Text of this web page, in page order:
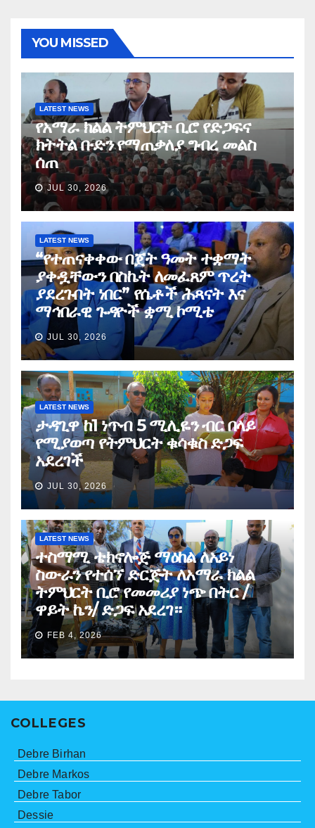
YOU MISSED
LATEST NEWS
የአማራ ክልል ትምህርት ቢሮ የድጋፍና
ክትትል ቡድን የማጠቃለያ ግብረ መልስ
ሰጠ
JUL 30, 2026
LATEST NEWS
“የተጠናቀቀው በጀት ዓመት ተቋማት
ያቀዷቸውን በስኬት ለመፈጸም ጥረት
ያደረጉበት ነበር” የሴቶች ሕጻናት እና
ማኅበራዊ ጉዳዮች ቋሚ ኮሚቴ
JUL 30, 2026
LATEST NEWS
ታዳጊዋ ከ1 ነጥብ 5 ሚሊዬን ብር በላይ
የሚያወጣ የትምህርት ቁሳቁስ ድጋፍ
አደረገች
JUL 30, 2026
LATEST NEWS
ተስማሚ ቴክኖሎጅ ማዕከል ለአይነ
ስውራን የተሰኘ ድርጅት ለአማራ ክልል
ትምህርት ቢሮ የመመሪያ ነጭ በትር /
ዋይት ኬን/ ድጋፍ አደረገ።
FEB 4, 2026
COLLEGES
Debre Birhan
Debre Markos
Debre Tabor
Dessie